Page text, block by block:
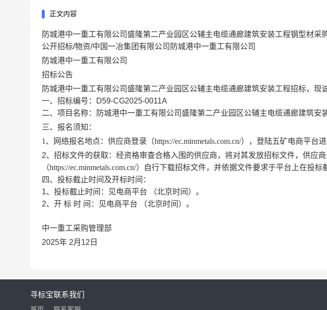
正文内容
防城港中一重工有限公司盛隆第二产业园区公辅主电缆通廊建筑安装工程钢型材采
公开招标/物资/中国一冶集团有限公司防城港中一重工有限公司
防城港中一重工有限公司
招标公告
防城港中一重工有限公司盛隆第二产业园区公辅主电缆通廊建筑安装工程招标，现
一、招标编号：
D59-CG2025-0011A
二、项目名称：
防城港中一重工有限公司盛隆第二产业园区公辅主电缆通廊建筑安
三、 报名须知 ：
1、网络报名地点：供应商登录（https://ec.minmetals.com.cn/）， 登陆五矿电商平台进
2、招标文件的获取：经资格审查合格入围的供应商，将对其发放招标文件，供应
（https://ec.minmetals.com.cn/）自行下载招标文件，并依据文件要求于平台上在投标
四、 投标截止时间及开标时间：
1、投标截止时间：
见电商平台
（北京时间）。
2、开 标 时 间：
见电商平台 （北京时间）。
中一重工采购管理部
2025年 2月12日
寻标宝联系我们